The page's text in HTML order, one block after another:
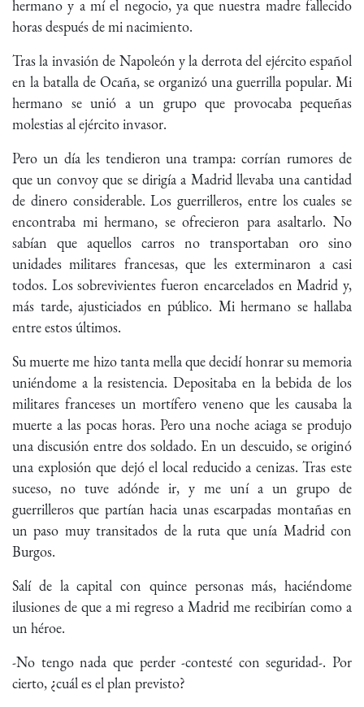
hermano y a mí el negocio, ya que nuestra madre fallecido
horas después de mi nacimiento.
Tras la invasión de Napoleón y la derrota del ejército español
en la batalla de Ocaña, se organizó una guerrilla popular. Mi
hermano se unió a un grupo que provocaba pequeñas
molestias al ejército invasor.
Pero un día les tendieron una trampa: corrían rumores de
que un convoy que se dirigía a Madrid llevaba una cantidad
de dinero considerable. Los guerrilleros, entre los cuales se
encontraba mi hermano, se ofrecieron para asaltarlo. No
sabían que aquellos carros no transportaban oro sino
unidades militares francesas, que les exterminaron a casi
todos. Los sobrevivientes fueron encarcelados en Madrid y,
más tarde, ajusticiados en público. Mi hermano se hallaba
entre estos últimos.
Su muerte me hizo tanta mella que decidí honrar su memoria
uniéndome a la resistencia. Depositaba en la bebida de los
militares franceses un mortífero veneno que les causaba la
muerte a las pocas horas. Pero una noche aciaga se produjo
una discusión entre dos soldado. En un descuido, se originó
una explosión que dejó el local reducido a cenizas. Tras este
suceso, no tuve adónde ir, y me uní a un grupo de
guerrilleros que partían hacia unas escarpadas montañas en
un paso muy transitados de la ruta que unía Madrid con
Burgos.
Salí de la capital con quince personas más, haciéndome
ilusiones de que a mi regreso a Madrid me recibirían como a
un héroe.
-No tengo nada que perder -contesté con seguridad-. Por
cierto, ¿cuál es el plan previsto?